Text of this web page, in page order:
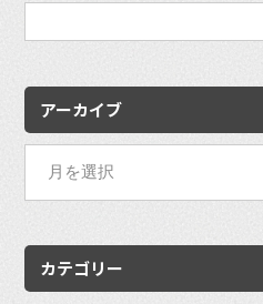
アーカイブ
カテゴリー